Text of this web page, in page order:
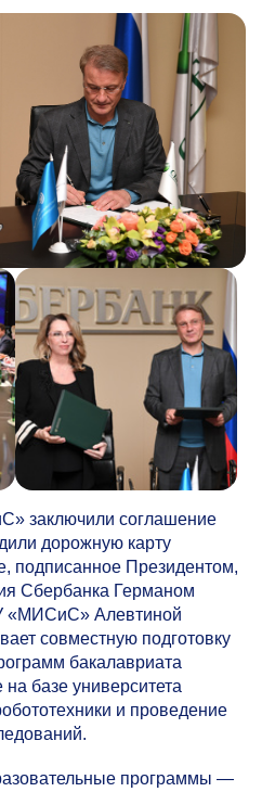
заключили соглашение
дорожную карту
подписанное Президентом,
Сбербанка Германом
«МИСиС» Алевтиной
совместную подготовку
бакалавриата
базе университета
и проведение
программы —